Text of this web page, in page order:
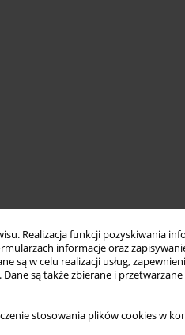
Realizacja funkcji pozyskiwania
informacje oraz
są w celu realizacji usług,
. Dane są także zbierane i
stosowania plików cookies w